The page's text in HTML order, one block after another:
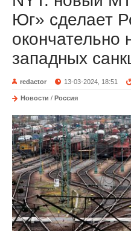
Юг» сделает
окончательно
западных
redactor 13-03-2024, 18:51
Новости / Россия